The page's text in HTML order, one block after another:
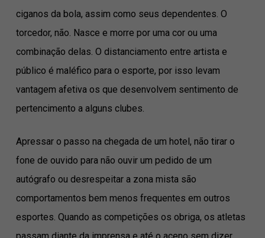
ciganos da bola, assim como seus dependentes. O
torcedor, não. Nasce e morre por uma cor ou uma
combinação delas. O distanciamento entre artista e
público é maléfico para o esporte, por isso levam
vantagem afetiva os que desenvolvem sentimento de
pertencimento a alguns clubes.
Apressar o passo na chegada de um hotel, não tirar o
fone de ouvido para não ouvir um pedido de um
autógrafo ou desrespeitar a zona mista são
comportamentos bem menos frequentes em outros
esportes. Quando as competições os obriga, os atletas